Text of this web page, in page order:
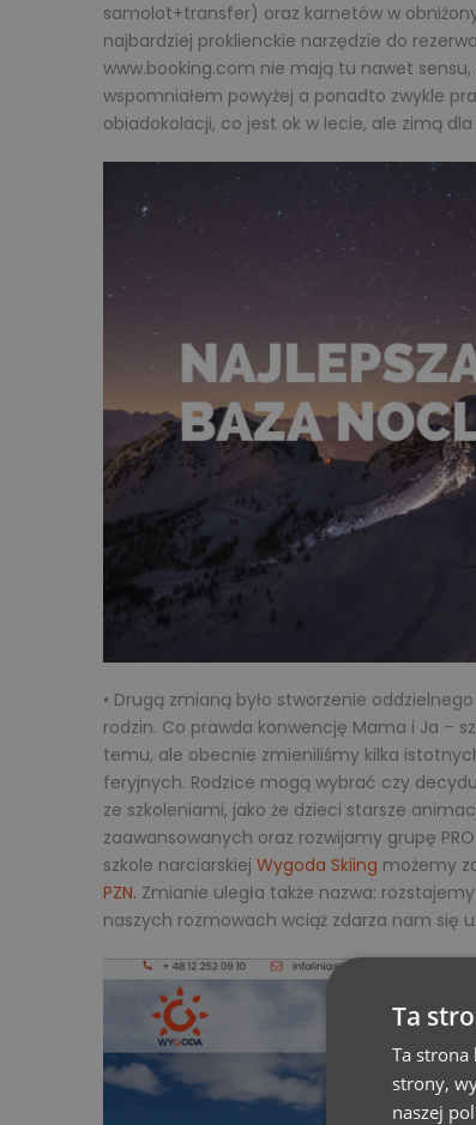
samolot+transfer) oraz karnetów w
najbardziej proklienckie narzędzie do
www.booking.com nie mają tu nawet
wspomniałem powyżej a ponadto zwykle
obiadokolacji, co jest ok w lecie, ale zimą
• Drugą zmianą było stworzenie
rodzin. Co prawda konwencję Mama i Ja –
temu, ale obecnie zmieniliśmy kilka
feryjnych. Rodzice mogą wybrać czy
ze szkoleniami, jako że dzieci starsze
zaawansowanych oraz rozwijamy grupę
szkole narciarskiej Wygoda Skiing możemy
PZN. Zmianie uległa także nazwa:
naszych rozmowach wciąż zdarza nam się
Ta
Ta strona
strony,
naszej